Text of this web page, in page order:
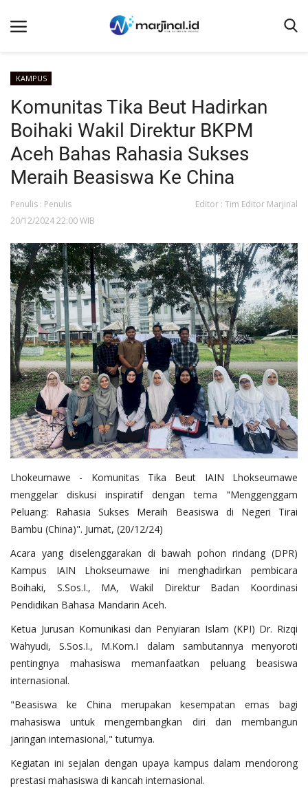
Beranda
NEWS
Redaksi
EDUKASI
SOSOK
WISATA
LENSA
ADVETORIAL
OPINI
Kontak
GALERI
Ketentuan dan Layanan
Pedoman Media Siber
Privacy Policy
Alamat Kami
Tentang Kami
Login
Daftar
KAMPUS
Komunitas Tika Beut Hadirkan
Boihaki Wakil Direktur BKPM
Aceh Bahas Rahasia Sukses
Meraih Beasiswa Ke China
Penulis : Penulis
Editor : Tim Editor Marjinal
20/12/2024 22:00 WIB
Lhokeumawe - Komunitas Tika Beut IAIN Lhokseumawe
menggelar diskusi inspiratif dengan tema "Menggenggam
Peluang: Rahasia Sukses Meraih Beasiswa di Negeri Tirai
Bambu (China)". Jumat, (20/12/24)
Acara yang diselenggarakan di bawah pohon rindang (DPR)
Kampus IAIN Lhokseumawe ini menghadirkan pembicara
Boihaki, S.Sos.I., MA, Wakil Direktur Badan Koordinasi
Pendidikan Bahasa Mandarin Aceh.
Ketua Jurusan Komunikasi dan Penyiaran Islam (KPI) Dr. Rizqi
Wahyudi, S.Sos.I., M.Kom.I dalam sambutannya menyoroti
pentingnya mahasiswa memanfaatkan peluang beasiswa
internasional.
"Beasiswa ke China merupakan kesempatan emas bagi
mahasiswa untuk mengembangkan diri dan membangun
jaringan internasional," tuturnya.
Kegiatan ini sejalan dengan upaya kampus dalam mendorong
prestasi mahasiswa di kancah internasional.